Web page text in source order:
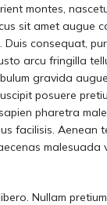
montes,
sit amet augue
Duis consequat,
arcu fringilla
gravida
posuere
pharetra
facilisis. Aenean
malesuada
Nullam